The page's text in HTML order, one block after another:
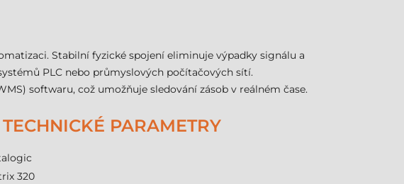
Stabilní fyzické spojení eliminuje výpadky signálu a
PLC nebo průmyslových počítačových sítí.
softwaru, což umožňuje sledování zásob v reálném čase.
PARAMETRY
320